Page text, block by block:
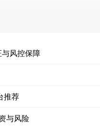
风控保障
推荐
与风险